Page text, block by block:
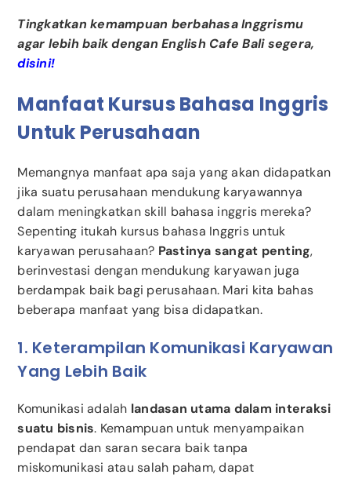
Tingkatkan kemampuan berbahasa Inggrismu
agar lebih baik dengan English Cafe Bali segera,
disini!
Manfaat Kursus Bahasa Inggris
Untuk Perusahaan
Memangnya manfaat apa saja yang akan didapatkan
jika suatu perusahaan mendukung karyawannya
dalam meningkatkan skill bahasa inggris mereka?
Sepenting itukah kursus bahasa Inggris untuk
karyawan perusahaan? Pastinya sangat penting,
berinvestasi dengan mendukung karyawan juga
berdampak baik bagi perusahaan. Mari kita bahas
beberapa manfaat yang bisa didapatkan.
1. Keterampilan Komunikasi Karyawan
Yang Lebih Baik
Komunikasi adalah landasan utama dalam interaksi
suatu bisnis. Kemampuan untuk menyampaikan
pendapat dan saran secara baik tanpa
miskomunikasi atau salah paham, dapat